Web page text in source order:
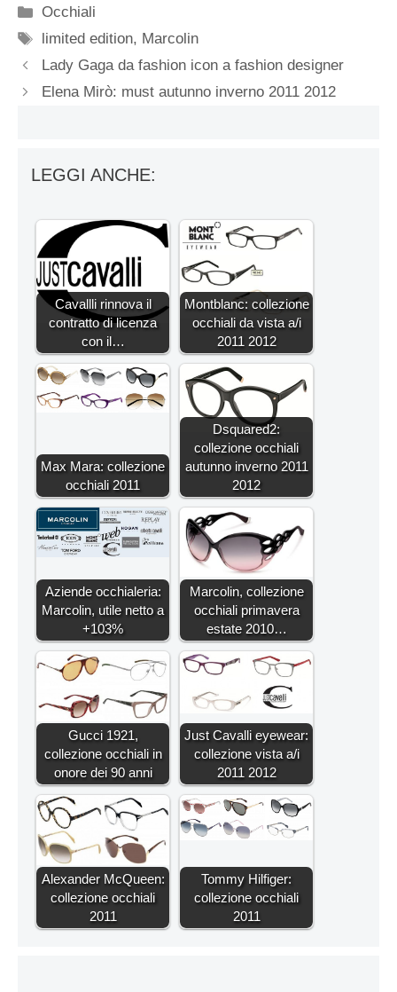
Categorie
Occhiali
Tag
limited edition, Marcolin
Lady Gaga da fashion icon a fashion designer
Elena Mirò: must autunno inverno 2011 2012
LEGGI ANCHE:
Cavallli rinnova il
contratto di licenza
con il…
Montblanc: collezione
occhiali da vista a/i
2011 2012
Max Mara: collezione
occhiali 2011
Dsquared2:
collezione occhiali
autunno inverno 2011
2012
Aziende occhialeria:
Marcolin, utile netto a
+103%
Marcolin, collezione
occhiali primavera
estate 2010…
Gucci 1921,
collezione occhiali in
onore dei 90 anni
Just Cavalli eyewear:
collezione vista a/i
2011 2012
Alexander McQueen:
collezione occhiali
2011
Tommy Hilfiger:
collezione occhiali
2011